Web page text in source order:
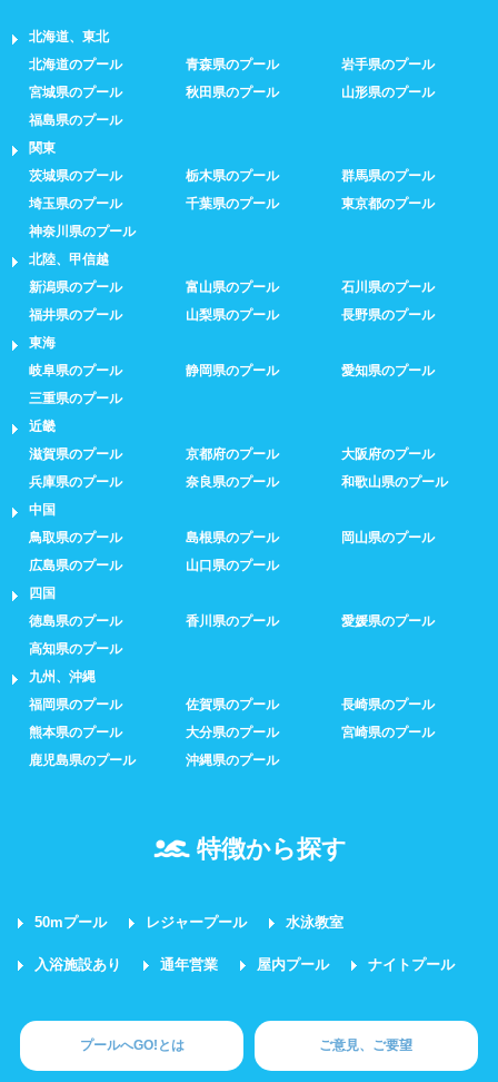
北海道、東北
北海道のプール
青森県のプール
岩手県のプール
宮城県のプール
秋田県のプール
山形県のプール
福島県のプール
関東
茨城県のプール
栃木県のプール
群馬県のプール
埼玉県のプール
千葉県のプール
東京都のプール
神奈川県のプール
北陸、甲信越
新潟県のプール
富山県のプール
石川県のプール
福井県のプール
山梨県のプール
長野県のプール
東海
岐阜県のプール
静岡県のプール
愛知県のプール
三重県のプール
近畿
滋賀県のプール
京都府のプール
大阪府のプール
兵庫県のプール
奈良県のプール
和歌山県のプール
中国
鳥取県のプール
島根県のプール
岡山県のプール
広島県のプール
山口県のプール
四国
徳島県のプール
香川県のプール
愛媛県のプール
高知県のプール
九州、沖縄
福岡県のプール
佐賀県のプール
長崎県のプール
熊本県のプール
大分県のプール
宮崎県のプール
鹿児島県のプール
沖縄県のプール
特徴から探す
50mプール レジャープール 水泳教室
入浴施設あり 通年営業 屋内プール ナイトプール
プールへGO!とは ご意見、ご要望